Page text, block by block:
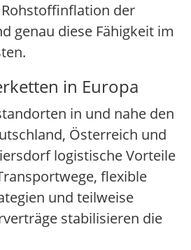
der
genau diese Fähigkeit im
in Europa
in und nahe den
Österreich und
logistische Vorteile
flexible
und teilweise
stabilisieren die